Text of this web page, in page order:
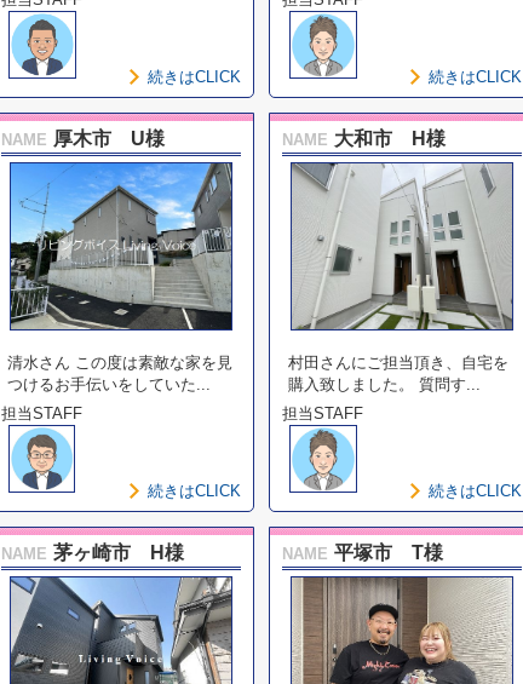
続きはCLICK 続きはCLICK
NAME 厚木市 U様
清水さん この度は素敵な家を見
つけるお手伝いをしていた...
担当STAFF
続きはCLICK
NAME 大和市 H様
村田さんにご担当頂き、自宅を
購入致しました。 質問す...
担当STAFF
続きはCLICK
NAME 茅ヶ崎市 H様 NAME 平塚市 T様